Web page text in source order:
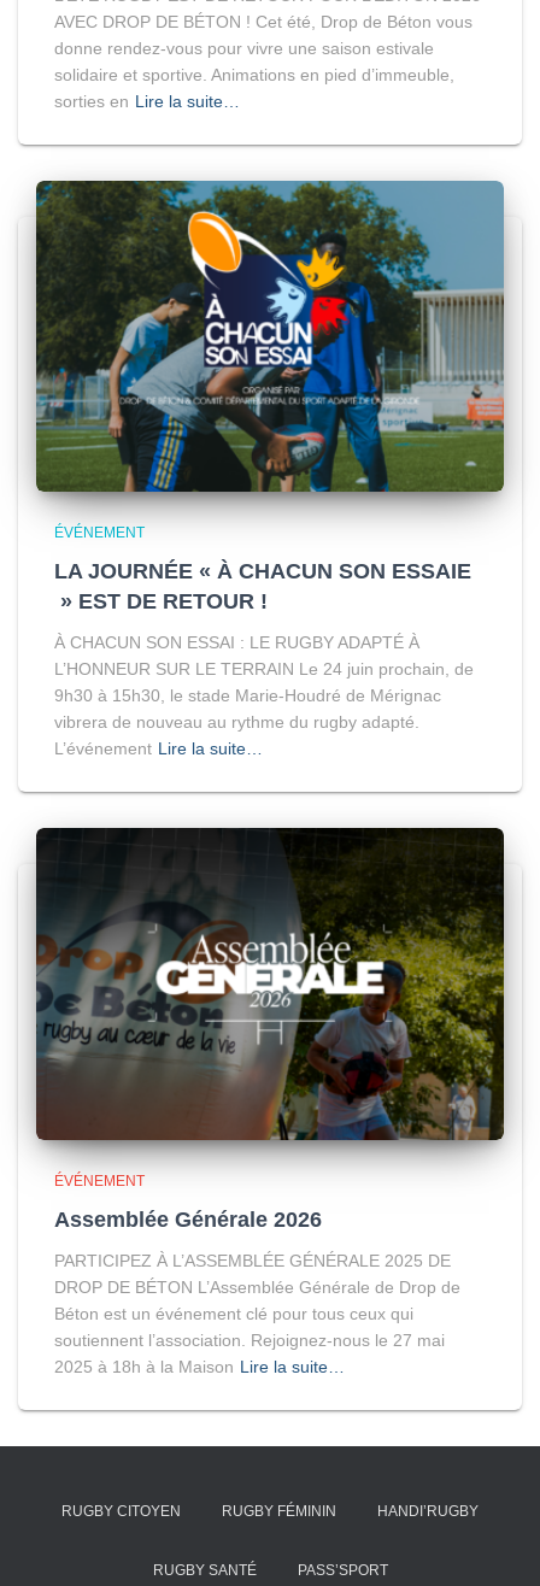
AVEC DROP DE BÉTON ! Cet été, Drop de Béton vous
donne rendez-vous pour vivre une saison estivale
solidaire et sportive. Animations en pied d’immeuble,
sorties en Lire la suite…
ÉVÉNEMENT
LA JOURNÉE « À CHACUN SON ESSAIE
» EST DE RETOUR !
À CHACUN SON ESSAI : LE RUGBY ADAPTÉ À
L’HONNEUR SUR LE TERRAIN Le 24 juin prochain, de
9h30 à 15h30, le stade Marie-Houdré de Mérignac
vibrera de nouveau au rythme du rugby adapté.
L’événement Lire la suite…
ÉVÉNEMENT
Assemblée Générale 2026
PARTICIPEZ À L’ASSEMBLÉE GÉNÉRALE 2025 DE
DROP DE BÉTON L’Assemblée Générale de Drop de
Béton est un événement clé pour tous ceux qui
soutiennent l’association. Rejoignez-nous le 27 mai
2025 à 18h à la Maison Lire la suite…
RUGBY CITOYEN RUGBY FÉMININ HANDI’RUGBY
RUGBY SANTÉ PASS’SPORT